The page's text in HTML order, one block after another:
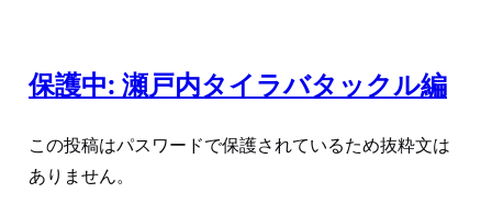
保護中: 瀬戸内タイラバタックル編
この投稿はパスワードで保護されているため抜粋文は
ありません。